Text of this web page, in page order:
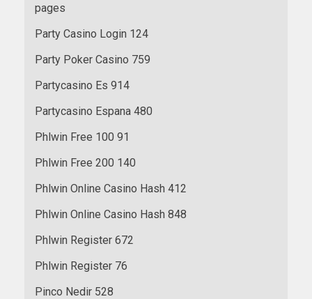
pages
Party Casino Login 124
Party Poker Casino 759
Partycasino Es 914
Partycasino Espana 480
Phlwin Free 100 91
Phlwin Free 200 140
Phlwin Online Casino Hash 412
Phlwin Online Casino Hash 848
Phlwin Register 672
Phlwin Register 76
Pinco Nedir 528